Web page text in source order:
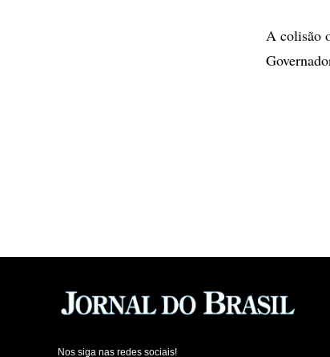
A colisão
Nos siga nas redes sociais!